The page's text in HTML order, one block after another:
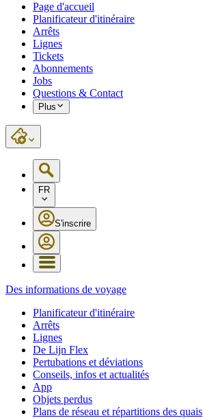
Page d'accueil
Planificateur d'itinéraire
Arrêts
Lignes
Tickets
Abonnements
Jobs
Questions & Contact
Plus
FR
S'inscrire
Des informations de voyage
Planificateur d'itinéraire
Arrêts
Lignes
De Lijn Flex
Pertubations et déviations
Conseils, infos et actualités
App
Objets perdus
Plans de réseau et répartitions des quais